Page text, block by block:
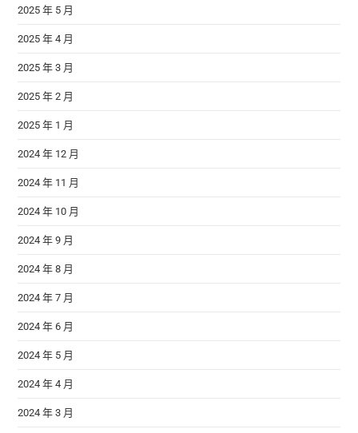
2025 年 5 月
2025 年 4 月
2025 年 3 月
2025 年 2 月
2025 年 1 月
2024 年 12 月
2024 年 11 月
2024 年 10 月
2024 年 9 月
2024 年 8 月
2024 年 7 月
2024 年 6 月
2024 年 5 月
2024 年 4 月
2024 年 3 月